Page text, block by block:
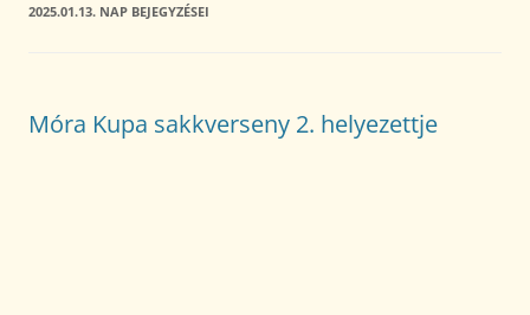
2025.01.13. NAP BEJEGYZÉSEI
Móra Kupa sakkverseny 2. helyezettje